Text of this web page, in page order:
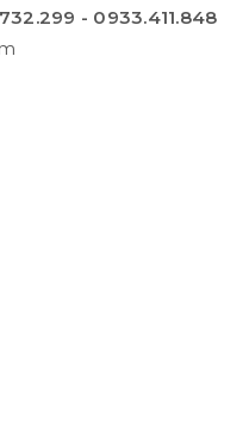
- 0933.411.848